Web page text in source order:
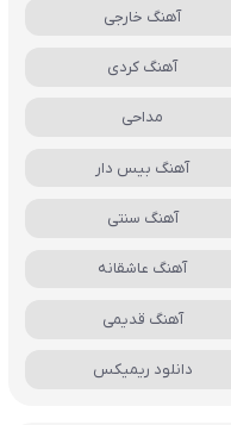
آهنگ خارجی
آهنگ کردی
مداحی
آهنگ بیس دار
آهنگ سنتی
آهنگ عاشقانه
آهنگ قدیمی
دانلود ریمیکس